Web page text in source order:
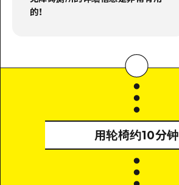
的！
用轮椅约10分钟